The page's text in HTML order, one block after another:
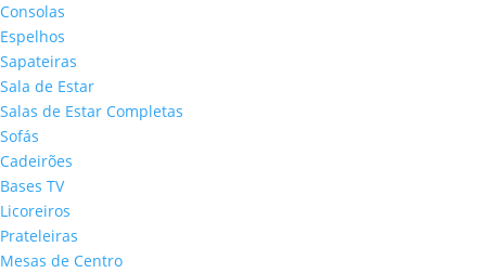
Consolas
Espelhos
Sapateiras
Sala de Estar
Salas de Estar Completas
Sofás
Cadeirões
Bases TV
Licoreiros
Prateleiras
Mesas de Centro